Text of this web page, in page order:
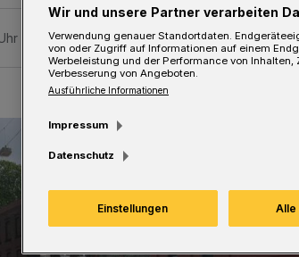
Eine Minute Lesezeit
Wir und unsere Partner verarbeiten
Verwendung genauer Standortdaten.
von oder Zugriff auf Informationen auf einem
Werbeleistung und der Performance von
Verbesserung von Angeboten.
Ausführliche Informationen
Impressum
Datenschutz
Einstellungen Alle